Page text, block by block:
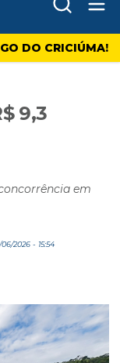
DO CRICIÚMA!
9,3
em
2026 - 15:54